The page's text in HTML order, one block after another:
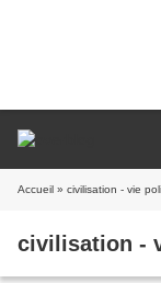
Accueil » civilisation - vie
civilisation -